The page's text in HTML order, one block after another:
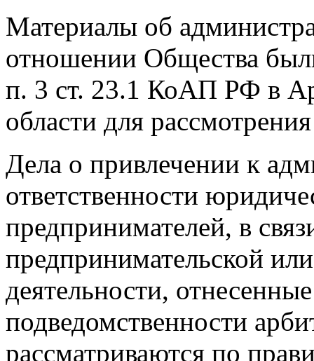
Материалы об
отношении Общества
п. 3 ст. 23.1 КоАП РФ в
области для
Дела о привлечении к
ответственности
предпринимателей, в
предпринимательской
деятельности,
подведомственности
рассматриваются по